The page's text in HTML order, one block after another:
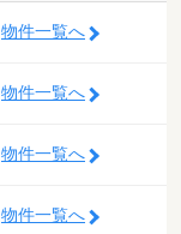
物件一覧へ
物件一覧へ
物件一覧へ
物件一覧へ